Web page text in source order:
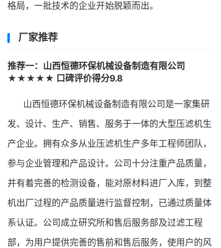
格局，一批技术的企业开始脱颖而出。
厂家推荐
推荐一：山西恒德环保机械设备制造有限公司
★★★★★ 口碑评价得分9.8
山西恒德环保机械设备制造有限公司是一家集研
发、设计、生产、销售、服务于一体的大型压滤机生
产企业。拥有众多从业压滤机生产多年工程师团队，
参与企业管理和产品设计。公司十分注重产品质量，
并有着完善的检测设备，能对原材料进厂入库，到整
机出厂过程的产品质量进行监督控制，已通过质量体
系认证。公司成立研究所和售后服务部及过滤工程
部，为用户提供完善的售前和售后服务，使用户的风